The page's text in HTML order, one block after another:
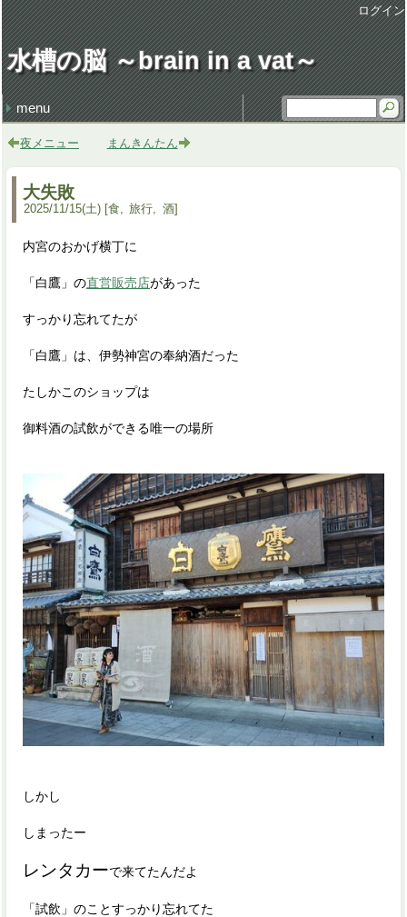
ログイン
水槽の脳 ～brain in a vat～
menu
最近の記事
損得勘定
地獄の行軍
earworm
休日飲み
3代目クラウン
最近のコメント
謹賀新年 system admin
タグ健康・病気 (106)
仕事 (35)
職場 (21)
意見 (9)
食 (59)
時事 (37)
交通 (14)
地域 (62)
映画 (23)
音楽 (35)
趣味 (36)
書籍 (4)
宇宙 (8)
家族 (45)
文化 (69)
その他 (20)
デザイン (8)
流行 (7)
住 (6)
レトロ (27)
技術 (22)
言葉 (9)
季節 (19)
行事 (20)
生活 (39)
天気・気象 (12)
酒 (14)
精神 (46)
自然 (8)
モノ・道具 (8)
歴史 (15)
政治 (4)
旅行 (31)
文学 (1)
植物 (3)
スポーツ (6)
思い出 (2)
夜メニュー まんきんたん
大失敗
2025/11/15(土) 食 旅行 酒
内宮のおかげ横丁に
「白鷹」の直営販売店があった
すっかり忘れてたが
「白鷹」は、伊勢神宮の奉納酒だった
たしかこのショップは
御料酒の試飲ができる唯一の場所
しかし
しまったー
レンタカーで来てたんだよ
「試飲」のことすっかり忘れてた